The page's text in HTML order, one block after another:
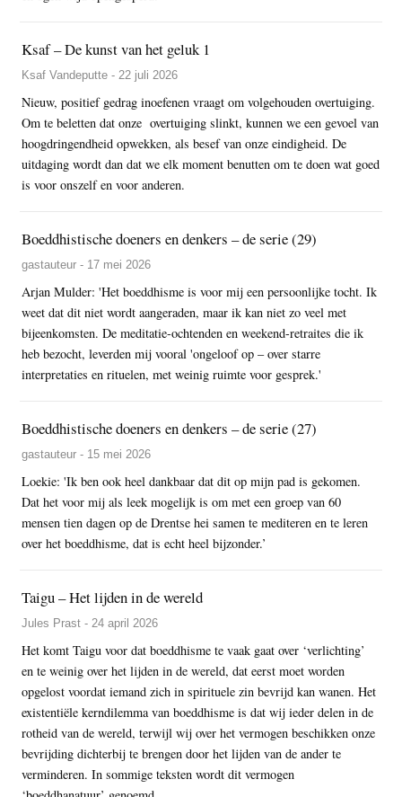
Ksaf – De kunst van het geluk 1
Ksaf Vandeputte - 22 juli 2026
Nieuw, positief gedrag inoefenen vraagt om volgehouden overtuiging.
Om te beletten dat onze overtuiging slinkt, kunnen we een gevoel van
hoogdringendheid opwekken, als besef van onze eindigheid. De
uitdaging wordt dan dat we elk moment benutten om te doen wat goed
is voor onszelf en voor anderen.
Boeddhistische doeners en denkers – de serie (29)
gastauteur - 17 mei 2026
Arjan Mulder: 'Het boeddhisme is voor mij een persoonlijke tocht. Ik
weet dat dit niet wordt aangeraden, maar ik kan niet zo veel met
bijeenkomsten. De meditatie-ochtenden en weekend-retraites die ik
heb bezocht, leverden mij vooral 'ongeloof op – over starre
interpretaties en rituelen, met weinig ruimte voor gesprek.'
Boeddhistische doeners en denkers – de serie (27)
gastauteur - 15 mei 2026
Loekie: 'Ik ben ook heel dankbaar dat dit op mijn pad is gekomen.
Dat het voor mij als leek mogelijk is om met een groep van 60
mensen tien dagen op de Drentse hei samen te mediteren en te leren
over het boeddhisme, dat is echt heel bijzonder.’
Taigu – Het lijden in de wereld
Jules Prast - 24 april 2026
Het komt Taigu voor dat boeddhisme te vaak gaat over ‘verlichting’
en te weinig over het lijden in de wereld, dat eerst moet worden
opgelost voordat iemand zich in spirituele zin bevrijd kan wanen. Het
existentiële kerndilemma van boeddhisme is dat wij ieder delen in de
rotheid van de wereld, terwijl wij over het vermogen beschikken onze
bevrijding dichterbij te brengen door het lijden van de ander te
verminderen. In sommige teksten wordt dit vermogen